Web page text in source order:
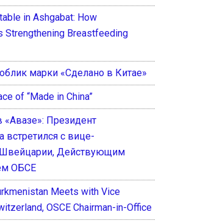
in Ashgabat: How
Strengthening Breastfeeding
марки «Сделано в Китае»
of “Made in China”
Президент
встретился с вице-
Действующим
ОБСЕ
Meets with Vice
OSCE Chairman-in-Office